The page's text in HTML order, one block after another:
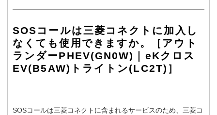
SOSコールは三菱コネクトに加入し
なくても使用できますか。［アウト
ランダーPHEV(GN0W)｜eKクロス
EV(B5AW)トライトン(LC2T)］
SOSコールは三菱コネクトに含まれるサービスのため、三菱コ